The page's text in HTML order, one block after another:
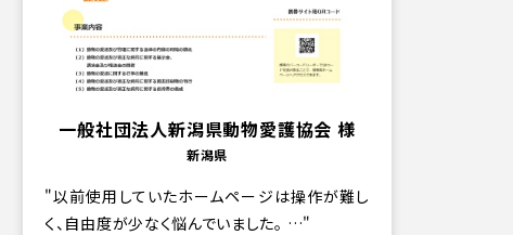
一般社団法人新潟県動物愛護協会 様
新潟県
以前使用していたホームページは操作が難し
く、自由度が少なく悩んでいました。 …